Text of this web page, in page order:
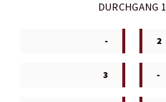
DURCHGANG 1
- 2
3 -